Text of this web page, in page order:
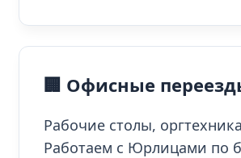
🏢 Офисные
Рабочие столы,
Работаем с Юрлицами по